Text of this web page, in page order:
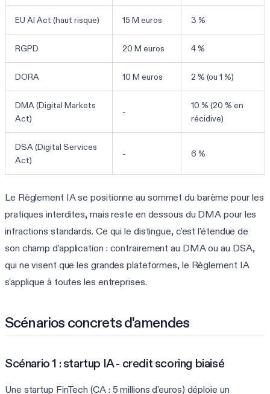
EU AI Act (haut risque) 15 M euros 3 %
RGPD 20 M euros 4 %
DORA 10 M euros 2 % (ou 1 %)
DMA (Digital Markets
Act)
-
10 % (20 % en
récidive)
DSA (Digital Services
Act)
- 6 %
Le Règlement IA se positionne au sommet du barème pour les
pratiques interdites, mais reste en dessous du DMA pour les
infractions standards. Ce qui le distingue, c'est l'étendue de
son champ d'application : contrairement au DMA ou au DSA,
qui ne visent que les grandes plateformes, le Règlement IA
s'applique à toutes les entreprises.
Scénarios concrets d'amendes
Scénario 1 : startup IA - credit scoring biaisé
Une startup FinTech (CA : 5 millions d'euros) déploie un